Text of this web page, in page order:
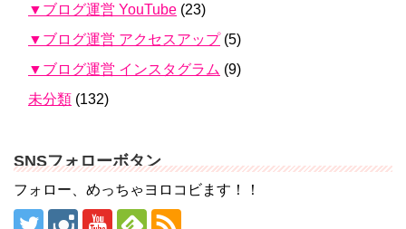
▼ブログ運営 YouTube (23)
▼ブログ運営 アクセスアップ(5)
▼ブログ運営 インスタグラム (9)
未分類 (132)
SNSフォローボタン
フォロー、めっちゃヨロコビます！！